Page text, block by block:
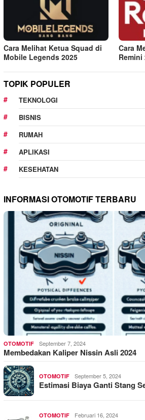
Cara Melihat Ketua Squad di
Mobile Legends 2025
Cara
Remini
TOPIK POPULER
TEKNOLOGI
BISNIS
RUMAH
APLIKASI
KESEHATAN
INFORMASI OTOMOTIF TERBARU
OTOMOTIF September 7, 2024
Membedakan Kaliper Nissin Asli 2024
OTOMOTIF September 5, 2024
Estimasi Biaya Ganti Stang
OTOMOTIF Februari 16, 2024